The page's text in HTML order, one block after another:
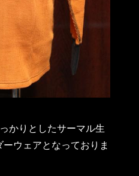
かりとしたサーマル生
ウェアとなっておりま